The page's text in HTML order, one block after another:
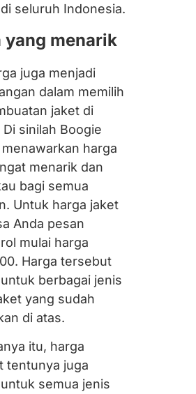
seluruh Indonesia.
yang menarik
juga menjadi
dalam memilih
jaket di
Di sinilah Boogie
harga
menarik dan
bagi semua
Untuk harga jaket
Anda pesan
mulai harga
Harga tersebut
berbagai jenis
yang sudah
di atas.
itu, harga
tentunya juga
semua jenis